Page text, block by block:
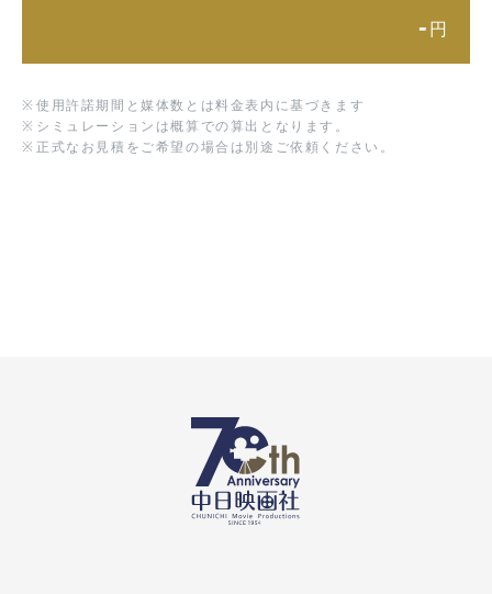
- 円
※ 使用許諾期間と媒体数とは料金表内に基づきます
※ シミュレーションは概算での算出となります。
※ 正式なお見積をご希望の場合は別途ご依頼ください。